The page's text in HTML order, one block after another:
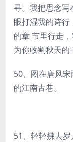
寻。我把思念写
眼打湿我的诗
的章 节里行走
为你收割秋天
50、图在唐风
的江南古巷。
51、轻轻拂去